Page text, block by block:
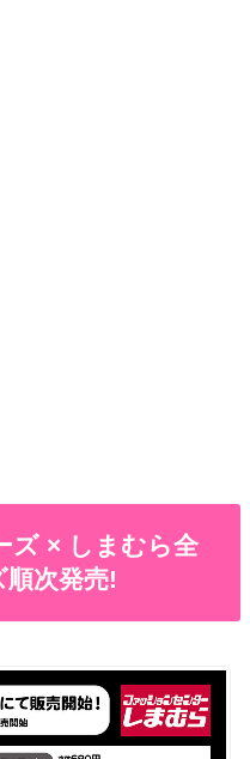
ズ × しまむら全
次発売!